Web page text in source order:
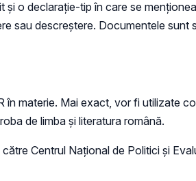
o declarație-tip în care se
sau descreștere. Documentele sunt
materie. Mai exact, vor fi utilizate
de limba și literatura română.
Centrul Național de Politici și